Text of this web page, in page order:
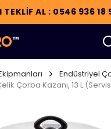
TEKLİF AL : 0546 936 18
Endüstriyel
Çorba Kazanı, 13 L